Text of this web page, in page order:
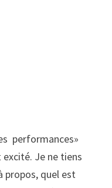
performances»
excité. Je ne tiens
propos, quel est